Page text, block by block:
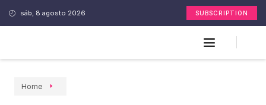
sáb, 8 agosto 2026 SUBSCRIPTION
Home